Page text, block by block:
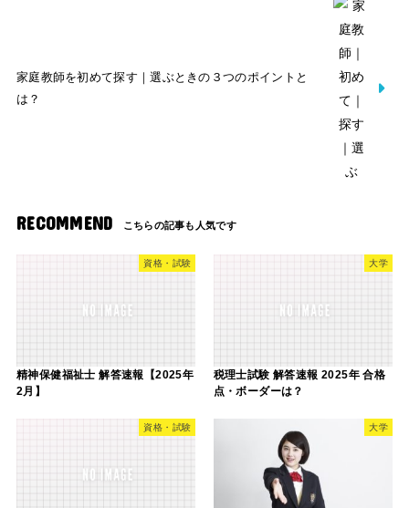
家庭教師を初めて探す｜選ぶときの３つのポイントと
は？
RECOMMEND
資格・試験
精神保健福祉士 解答速報【2025年
2月】
大学
税理士試験 解答速報 2025年 合格
点・ボーダーは？
資格・試験 大学